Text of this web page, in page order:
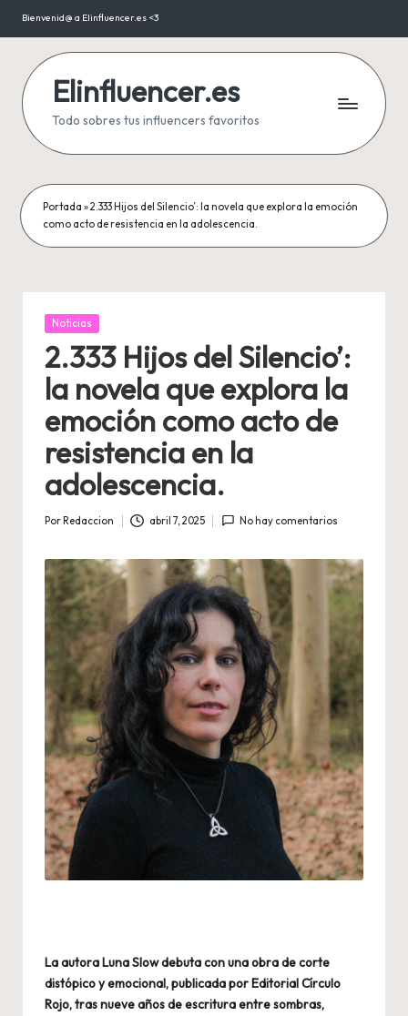
Saltar
contenido
Bienvenid@ a Elinfluencer.es <3
Elinfluencer.es
Todo sobres tus influencers favoritos
Portada »2.333 Hijos del Silencio’: la novela que explora la emoción
como acto de resistencia en la adolescencia.
Publicada
Noticias
2.333 Hijos del Silencio’:
la novela que explora la
emoción como acto de
resistencia en la
adolescencia.
Por Redaccion abril 7, 2025 No hay comentarios
La autora Luna Slow debuta con una obra de corte
distópico y emocional, publicada por Editorial Círculo
Rojo, tras nueve años de escritura entre sombras,